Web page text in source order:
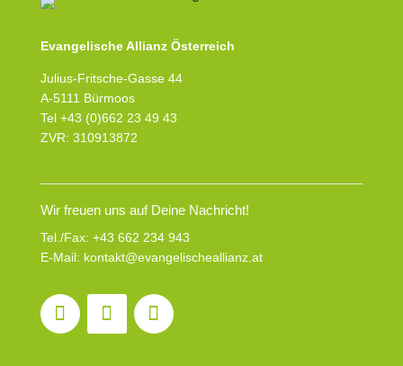
Evangelische Allianz Österreich
Julius-Fritsche-Gasse 44
A-5111 Bürmoos
Tel +43 (0)662 23 49 43
ZVR: 310913872
Wir freuen uns auf Deine Nachricht!
Tel./Fax: +43 662 234 943
E-Mail: kontakt@evangelischeallianz.at